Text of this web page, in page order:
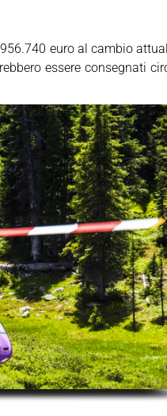
euro al cambio
essere consegnati